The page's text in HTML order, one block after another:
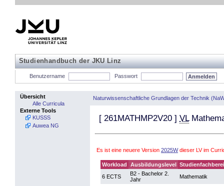
Studienhandbuch der JKU Linz
Benutzername Passwort
Übersicht
Alle Curricula
Externe Tools
KUSSS
Auwea NG
Naturwissenschaftliche Grundlagen der Technik
[ 261MATHMP2V20 ] VL
Es ist eine neuere Version 2025Wdieser LV im
Workload Ausbildungslevel
6 ECTS
B2 - Bachelor 2.
Jahr
Mathematik